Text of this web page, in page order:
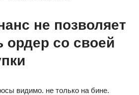
не позволяет
ордер со своей
видимо. не только на бине.